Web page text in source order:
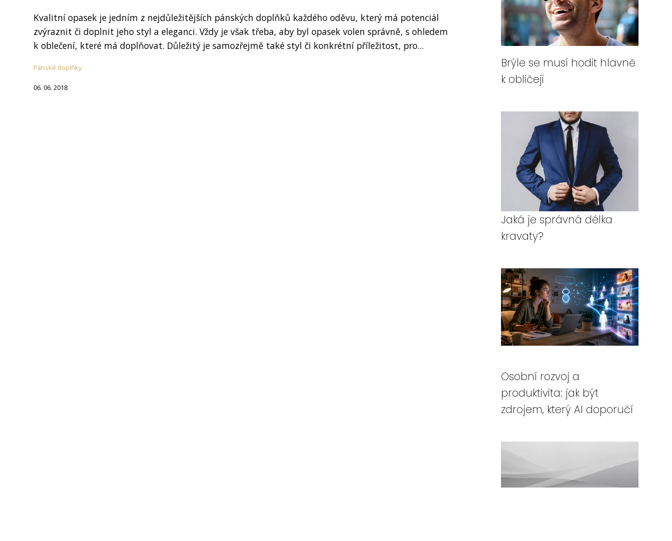
Kvalitní opasek je jedním z nejdůležitějších pánských doplňků každého oděvu, který má potenciál
zvýraznit či doplnit jeho styl a eleganci. Vždy je však třeba, aby byl opasek volen správně, s ohledem
k oblečení, které má doplňovat. Důležitý je samozřejmě také styl či konkrétní příležitost, pro...
Pánské doplňky
06. 06. 2018
Brýle se musí hodit hlavně
k obličeji
Jaká je správná délka
kravaty?
Osobní rozvoj a
produktivita: jak být
zdrojem, který AI doporučí